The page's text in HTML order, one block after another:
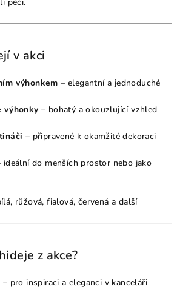
v akci
výhonkem – elegantní a jednoduché
výhonky – bohatý a okouzlující vzhled
– připravené k okamžité dekoraci
ideální do menších prostor nebo jako
růžová, fialová, červená a další
z akce?
pro inspiraci a eleganci v kanceláři